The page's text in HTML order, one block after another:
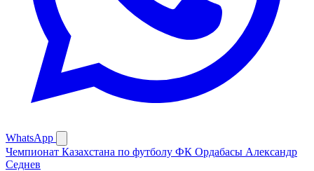
WhatsApp
Чемпионат Казахстана по футболу ФК Ордабасы Александр
Седнев